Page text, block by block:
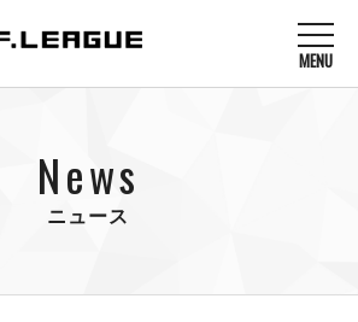
MENU
MATCHESNews
ニュース